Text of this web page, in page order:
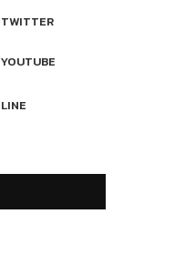
TWITTER
YOUTUBE
LINE